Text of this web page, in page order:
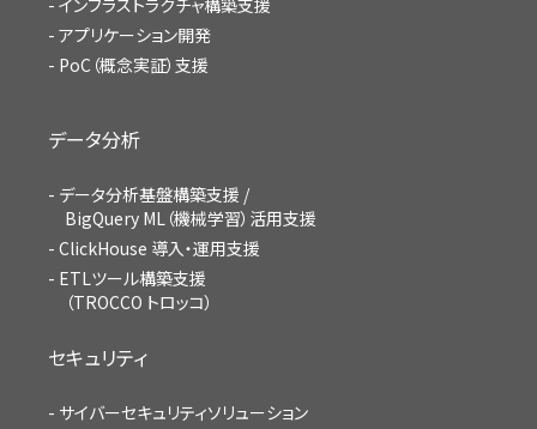
インフラストラクチャ構築支援
アプリケーション開発
PoC（概念実証）支援
データ分析
データ分析基盤構築支援 /
BigQuery ML（機械学習）活用支援
ClickHouse 導入・運用支援
ETLツール構築支援
（TROCCO トロッコ）
セキュリティ
サイバーセキュリティソリューション